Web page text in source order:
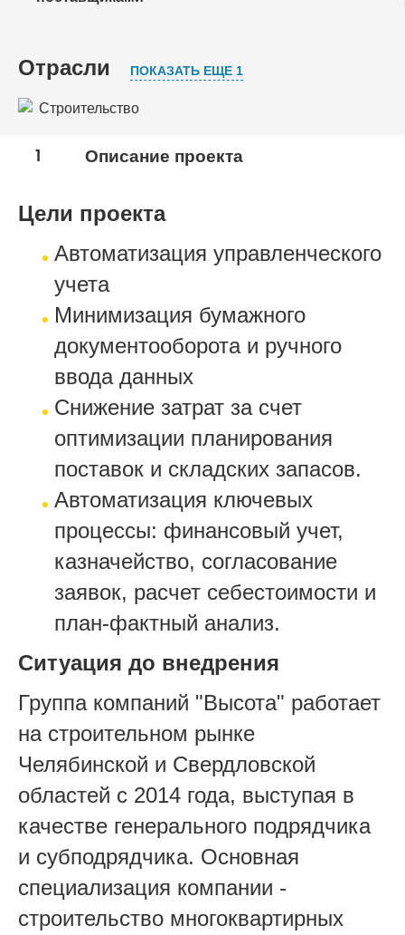
Отрасли ПОКАЗАТЬ ЕЩЕ 1
Строительство
Девелопмент
1 Описание проекта
Цели проекта
Автоматизация управленческого
учета
Минимизация бумажного
документооборота и ручного
ввода данных
Снижение затрат за счет
оптимизации планирования
поставок и складских запасов.
Автоматизация ключевых
процессы: финансовый учет,
казначейство, согласование
заявок, расчет себестоимости и
план-фактный анализ.
Ситуация до внедрения
Группа компаний "Высота" работает
на строительном рынке
Челябинской и Свердловской
областей с 2014 года, выступая в
качестве генерального подрядчика
и субподрядчика. Основная
специализация компании -
строительство многоквартирных